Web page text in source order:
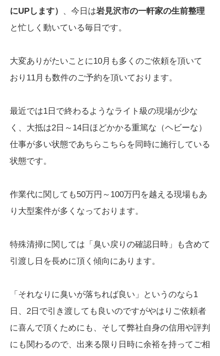
にUPします）
、今日は岩見沢市の一軒家の生前整理
と忙しく動いている毎日です。
大変ありがたいことに10月も多くのご依頼を頂いて
おり11月も数件のご予約を頂いております。
最近では1日で終わるようなライト級の現場が少な
く、大抵は2日～14日ほどかかる重篤な（ヘビーな）
仕事が多い状態であちらこちらを同時に施行している
状態です。
作業代に関しても50万円～100万円を越える現場もあ
り大型案件が多くなっております。
特殊清掃に関しては「臭い戻りの確認日時」も含めて
引渡し日を長めに頂く傾向にあります。
「それなりに臭いが落ちれば良い」というのなら1
日、2日で引き渡しても良いのですがやはりご依頼者
に喜んで頂くためにも、そして弊社自身の信用や評判
にも関わるので、出来る限り日時に余裕を持ってご相